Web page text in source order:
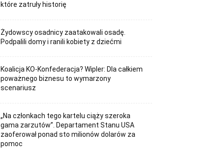
które zatruły historię
Żydowscy osadnicy zaatakowali osadę.
Podpalili domy i ranili kobiety z dziećmi
Koalicja KO-Konfederacja? Wipler: Dla całkiem
poważnego biznesu to wymarzony
scenariusz
„Na członkach tego kartelu ciąży szeroka
gama zarzutów”. Departament Stanu USA
zaoferował ponad sto milionów dolarów za
pomoc